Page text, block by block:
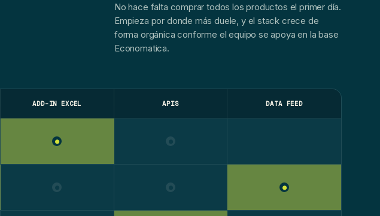
No hace falta comprar todos los productos el primer día.
Empieza por donde más duele, y el stack crece de
forma orgánica conforme el equipo se apoya en la base
Economatica.
ADD-IN EXCEL APIS DATA FEED
● ●
● ● ●